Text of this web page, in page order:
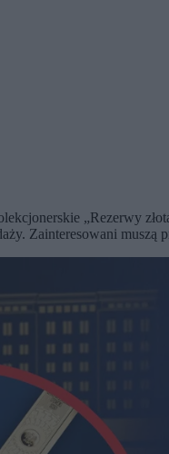
„Rezerwy
Zainteresowani muszą